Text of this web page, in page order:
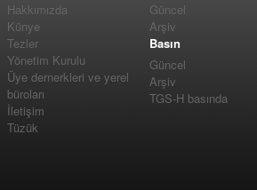
Hakkımızda
Künye
Tezler
Yönetim Kurulu
Üye dernerkleri ve yerel
büroları
İletişim
Tüzük
Güncel
Arşiv
Basın
Güncel
Arşiv
TGS-H basında